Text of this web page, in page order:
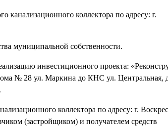
канализационного коллектора по адресу: г.
муниципальной собственности.
инвестиционного проекта:
№ 28 ул. Маркина до КНС ул. Центральная,
коллектора по адресу: г.
(застройщиком) и получателем средств